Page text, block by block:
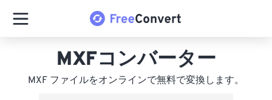
MXFコンバーター
MXF ファイルをオンラインで無料で変換します。